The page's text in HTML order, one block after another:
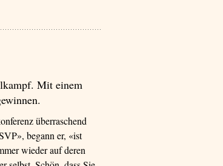
der Schweiz»’
Mit einem
überraschend
begann er, «ist
wieder auf deren